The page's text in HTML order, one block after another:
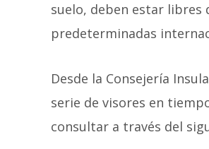
suelo, deben estar libres
predeterminadas
Desde la Consejería
serie de visores en
consultar a través del